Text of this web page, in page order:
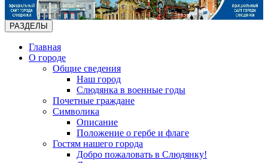
РАЗДЕЛЫ
Главная
О городе
Общие сведения
Наш город
Слюдянка в военные годы
Почетные граждане
Символика
Описание
Положение о гербе и флаге
Гостям нашего города
Добро пожаловать в Слюдянку!